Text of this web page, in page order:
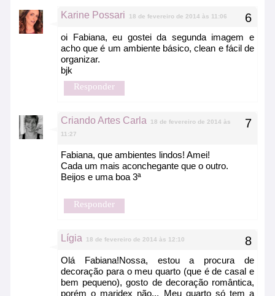
Karine Possari 18 de fevereiro de 2014 às 11:06
oi Fabiana, eu gostei da segunda imagem e
acho que é um ambiente básico, clean e fácil de
organizar.
bjk
Responder
Criando Artes Carla
18 de fevereiro de 2014 às
11:27
Fabiana, que ambientes lindos! Amei!
Cada um mais aconchegante que o outro.
Beijos e uma boa 3ª
Responder
Lígia 18 de fevereiro de 2014 às 12:10
Olá Fabiana!Nossa, estou a procura de
decoração para o meu quarto (que é de casal e
bem pequeno), gosto de decoração romântica,
porém o maridex não... Meu quarto só tem a